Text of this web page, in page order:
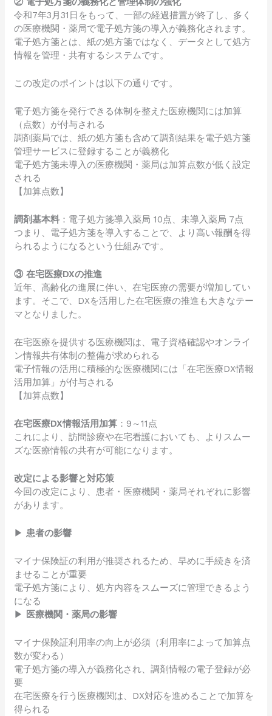
令和7年3月31日をもって、一部の経過措置が終了し、多く
の医療機関・薬局で電子処方箋の導入が義務化されます。
電子処方箋とは、紙の処方箋ではなく、データとして処方
情報を管理・共有するシステムです。
この改定のポイントは以下の通りです。
電子処方箋を発行できる体制を整えた医療機関には加算
（点数）が付与される
調剤薬局では、紙の処方箋も含めて調剤結果を電子処方箋
管理サービスに登録することが義務化
電子処方箋未導入の医療機関・薬局は加算点数が低く設定
される
【加算点数】
調剤基本料 ：電子処方箋導入薬局 10点、未導入薬局 7点
つまり、電子処方箋を導入することで、より高い報酬を得
られるようになるという仕組みです。
③ 在宅医療DXの推進
近年、高齢化の進展に伴い、在宅医療の需要が増加してい
ます。そこで、DXを活用した在宅医療の推進も大きなテー
マとなりました。
在宅医療を提供する医療機関は、電子資格確認やオンライ
ン情報共有体制の整備が求められる
電子情報の活用に積極的な医療機関には「在宅医療DX情報
活用加算」が付与される
【加算点数】
在宅医療DX情報活用加算 ：9～11点
これにより、訪問診療や在宅看護においても、よりスムー
ズな医療情報の共有が可能になります。
改定による影響と対応策
今回の改定により、患者・医療機関・薬局それぞれに影響
があります。
▶患者の影響
マイナ保険証の利用が推奨されるため、早めに手続きを済
ませることが重要
電子処方箋により、処方内容をスムーズに管理できるよう
になる
▶ 医療機関・薬局の影響
マイナ保険証利用率の向上が必須（利用率によって加算点
数が変わる）
電子処方箋の導入が義務化され、調剤情報の電子登録が必
要
在宅医療を行う医療機関は、DX対応を進めることで加算を
得られる